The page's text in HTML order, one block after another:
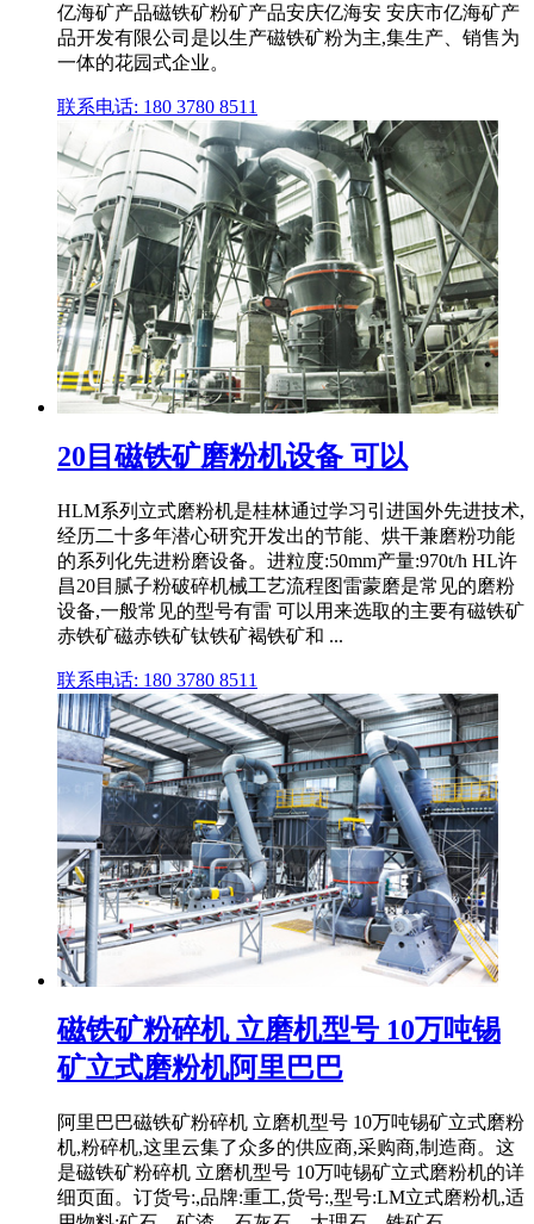
亿海矿产品磁铁矿粉矿产品安庆亿海安 安庆市亿海矿产
品开发有限公司是以生产磁铁矿粉为主,集生产、销售为
一体的花园式企业。
联系电话: 180 3780 8511
20目磁铁矿磨粉机设备 可以
HLM系列立式磨粉机是桂林通过学习引进国外先进技术,
经历二十多年潜心研究开发出的节能、烘干兼磨粉功能
的系列化先进粉磨设备。进粒度:50mm产量:970t/h HL许
昌20目腻子粉破碎机械工艺流程图雷蒙磨是常见的磨粉
设备,一般常见的型号有雷 可以用来选取的主要有磁铁矿
赤铁矿磁赤铁矿钛铁矿褐铁矿和 ...
联系电话: 180 3780 8511
磁铁矿粉碎机 立磨机型号 10万吨锡
矿立式磨粉机阿里巴巴
阿里巴巴磁铁矿粉碎机 立磨机型号 10万吨锡矿立式磨粉
机,粉碎机,这里云集了众多的供应商,采购商,制造商。这
是磁铁矿粉碎机 立磨机型号 10万吨锡矿立式磨粉机的详
细页面。订货号:,品牌:重工,货号:,型号:LM立式磨粉机,适